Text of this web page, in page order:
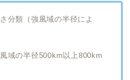
分類（強風域の半径によ
域の半径500km以上800km